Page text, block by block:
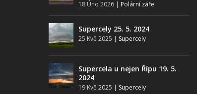
18 Úno 2026| Polární záře
Supercely 25. 5. 2024
25 Kvě 2025 | Supercely
Supercela u nejen Řípu 19. 5.
2024
19 Kvě 2025 | Supercely